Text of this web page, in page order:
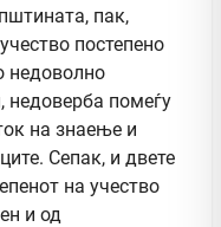
пак,
постепено
недоволно
недоверба помеѓу
на знаење и
Сепак, и двете
на учество
и од